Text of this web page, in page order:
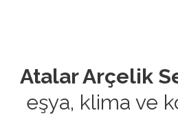
Atalar Arçelik
eşya, klima ve